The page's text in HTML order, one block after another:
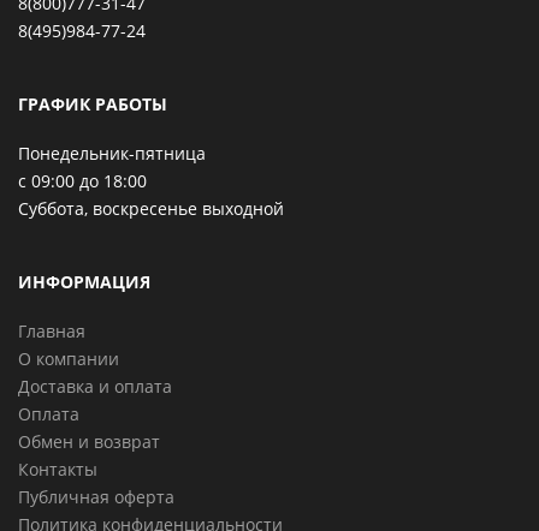
8(495)984-77-24
ГРАФИК РАБОТЫ
Понедельник-пятница
с 09:00 до 18:00
Суббота, воскресенье выходной
ИНФОРМАЦИЯ
Главная
О компании
Доставка и оплата
Оплата
Обмен и возврат
Контакты
Публичная оферта
Политика конфиденциальности